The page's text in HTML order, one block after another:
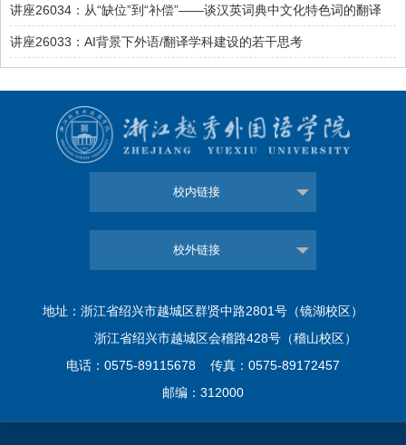
讲座26034：从“缺位”到“补偿”——谈汉英词典中文化特色词的翻译
讲座26033：AI背景下外语/翻译学科建设的若干思考
校内链接
校外链接
地址：浙江省绍兴市越城区群贤中路2801号（镜湖校区）
浙江省绍兴市越城区会稽路428号（稽山校区）
电话：0575-89115678 传真：0575-89172457
邮编：312000